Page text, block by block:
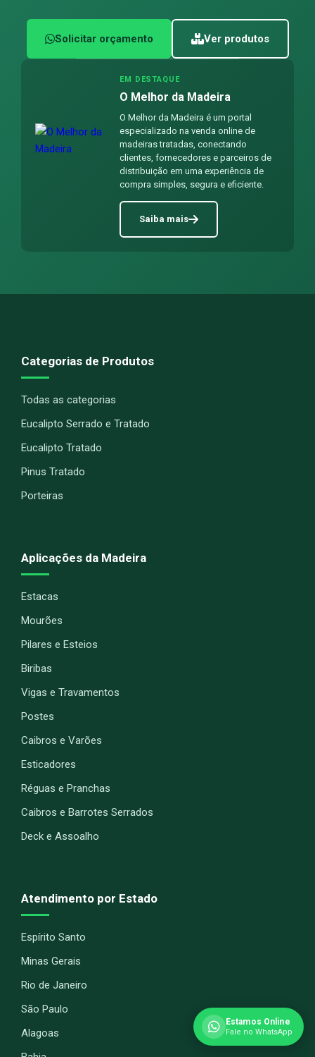
Solicitar orçamento Ver produtos
EM DESTAQUE
O Melhor da Madeira
O Melhor da Madeira é um portal
especializado na venda online de
madeiras tratadas, conectando
clientes, fornecedores e parceiros de
distribuição em uma experiência de
compra simples, segura e eficiente.
Saiba mais
Categorias de Produtos
Todas as categorias
Eucalipto Serrado e Tratado
Eucalipto Tratado
Pinus Tratado
Porteiras
Aplicações da Madeira
Estacas
Mourões
Pilares e Esteios
Biribas
Vigas e Travamentos
Postes
Caibros e Varões
Esticadores
Réguas e Pranchas
Caibros e Barrotes Serrados
Deck e Assoalho
Atendimento por Estado
Espírito Santo
Minas Gerais
Rio de Janeiro
São Paulo
Alagoas
Estamos Online
Fale no WhatsApp